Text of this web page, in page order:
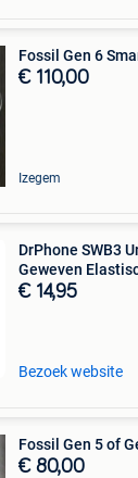
Fossil Gen 6
€ 110,00
Izegem
DrPhone SWB3
Geweven
€ 14,95
Bezoek website
Fossil Gen 5 of
€ 80,00